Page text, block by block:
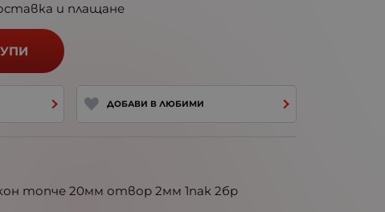
и плащане
ДОБАВИ В ЛЮБИМИ
топче 20мм отвор 2мм 1пак 2бр